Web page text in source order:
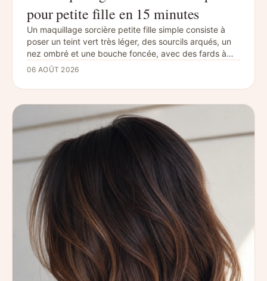
pour petite fille en 15 minutes
Un maquillage sorcière petite fille simple consiste à
poser un teint vert très léger, des sourcils arqués, un
nez ombré et une bouche foncée, avec des fards à
eau adaptés au visage. Le résultat reste joli sans être
retire facile
06 AOÛT 2026